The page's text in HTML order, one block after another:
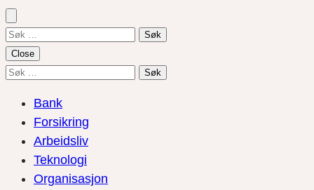
Søk
etter:
Close
Søk
Bank
Forsikring
Arbeidsliv
Teknologi
Organisasjon